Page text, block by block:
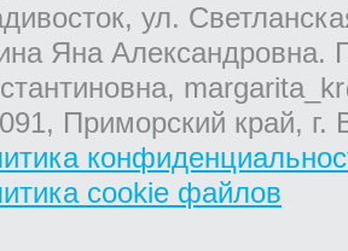
ул.
Яна Александровна.
Приморский край,
cookie файлов